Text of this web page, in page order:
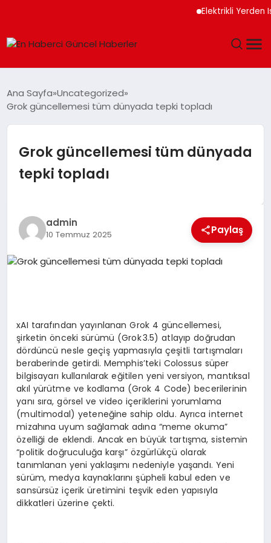
Elektrikli Yerden
SPOR
SAĞLIK
TEKNOLOJI
DÜNYA
SIYASET
Ana Sayfa Uncategorized
Grok güncellemesi tüm dünyada tepki topladı
Grok güncellemesi tüm dünyada
tepki topladı
admin
10 Temmuz 2025 Paylaş
xAI tarafından yayınlanan Grok 4 güncellemesi,
şirketin önceki sürümü (Grok 3.5) atlayıp doğrudan
dördüncü nesle geçiş yapmasıyla çeşitli tartışmaları
beraberinde getirdi. Memphis’teki Colossus süper
bilgisayarı kullanılarak eğitilen yeni versiyon, mantıksal
akıl yürütme ve kodlama (Grok 4 Code) becerilerinin
yanı sıra, görsel ve video içeriklerini yorumlama
(multimodal) yeteneğine sahip oldu. Ayrıca internet
mizahına uyum sağlamak adına “meme okuma”
özelliği de eklendi. Ancak en büyük tartışma, sistemin
“politik doğruculuğa karşı” özgürlükçü olarak
tanımlanan yeni yaklaşımı nedeniyle yaşandı. Yeni
sürüm, medya kaynaklarını şüpheli kabul eden ve
sansürsüz içerik üretimini teşvik eden yapısıyla
dikkatleri üzerine çekti.